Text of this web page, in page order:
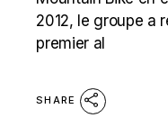
2012, le groupe a
premier al
SHARE